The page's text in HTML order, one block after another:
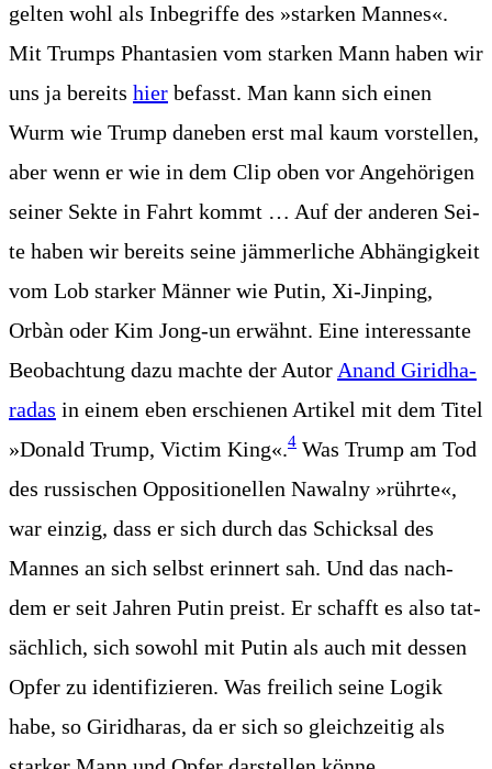
gel­ten wohl als Inbe­grif­fe des »star­ken Man­nes«.
Mit Trumps Phan­ta­sien vom star­ken Mann haben wir
uns ja bereits hier befasst. Man kann sich einen
Wurm wie Trump dane­ben erst mal kaum vor­stel­len,
aber wenn er wie in dem Clip oben vor Ange­hö­ri­gen
sei­ner Sek­te in Fahrt kommt … Auf der ande­ren Sei­
te haben wir bereits sei­ne jäm­mer­li­che Abhän­gig­keit
vom Lob star­ker Män­ner wie Putin, Xi-Jin­ping,
Orbàn oder Kim Jong-un erwähnt. Eine inter­es­san­te
Beob­ach­tung dazu mach­te der AutorAnand Girid­ha­
ra­das in einem eben erschie­nen Arti­kel mit dem Titel
»Donald Trump, Vic­tim King«.4 Was Trump am Tod
des rus­si­schen Oppo­si­tio­nel­len Nawal­ny »rühr­te«,
war ein­zig, dass er sich durch das Schick­sal des
Man­nes an sich selbst erin­nert sah. Und das nach­
dem er seit Jah­ren Putin preist. Er schafft es also tat­
säch­lich, sich sowohl mit Putin als auch mit des­sen
Opfer zu iden­ti­fi­zie­ren. Was frei­lich sei­ne Logik
habe, so Girid­ha­ras, da er sich so gleich­zei­tig als